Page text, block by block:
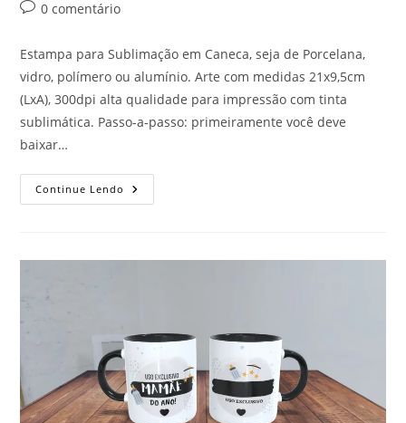
Comentários
post:
0 comentário
Estampa para Sublimação em Caneca, seja de Porcelana,
vidro, polímero ou alumínio. Arte com medidas 21x9,5cm
(LxA), 300dpi alta qualidade para impressão com tinta
sublimática. Passo-a-passo: primeiramente você deve
baixar…
Continue Lendo USO
EXCLUSIVO